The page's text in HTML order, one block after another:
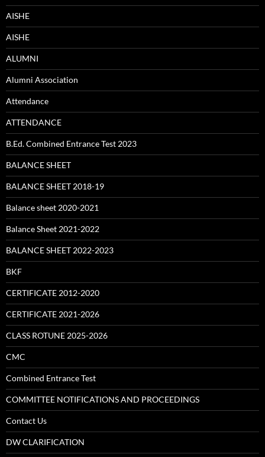
AISHE
AISHE
ALUMNI
Alumni Association
Attendance
ATTENDANCE
B.Ed. Combined Entrance Test 2023
BALANCE SHEET
BALANCE SHEET 2018-19
Balance sheet 2020-2021
Balance Sheet 2021-2022
BALANCE SHEET 2022-2023
BKF
CERTIFICATE 2012-2020
CERTIFICATE 2021-2026
CLASS ROTUNE 2025-2026
CMC
Combined Entrance Test
COMMITTEE NOTIFICATIONS AND PROCEEDINGS
Contact Us
DW CLARIFICATION